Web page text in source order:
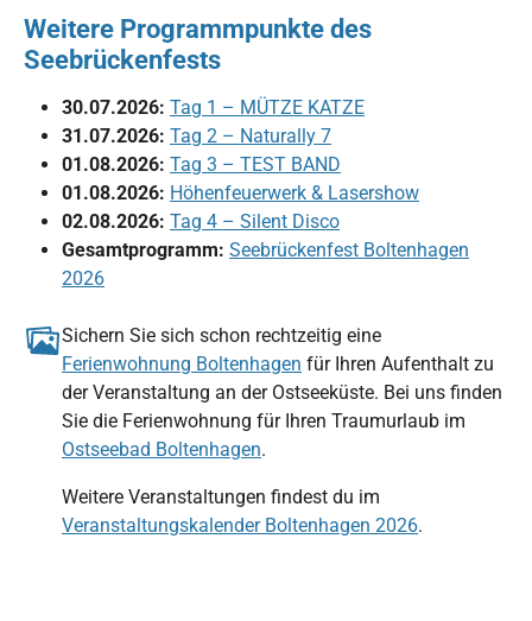
Weitere Programmpunkte des
Seebrückenfests
30.07.2026: Tag 1 – MÜTZE KATZE
31.07.2026: Tag 2 – Naturally 7
01.08.2026: Tag 3 – TEST BAND
01.08.2026: Höhenfeuerwerk & Lasershow
02.08.2026: Tag 4 – Silent Disco
Gesamtprogramm: Seebrückenfest Boltenhagen
2026
Sichern Sie sich schon rechtzeitig eine
Ferienwohnung Boltenhagen für Ihren Aufenthalt zu
der Veranstaltung an der Ostseeküste. Bei uns finden
Sie die Ferienwohnung für Ihren Traumurlaub im
Ostseebad Boltenhagen.
Weitere Veranstaltungen findest du im
Veranstaltungskalender Boltenhagen 2026.